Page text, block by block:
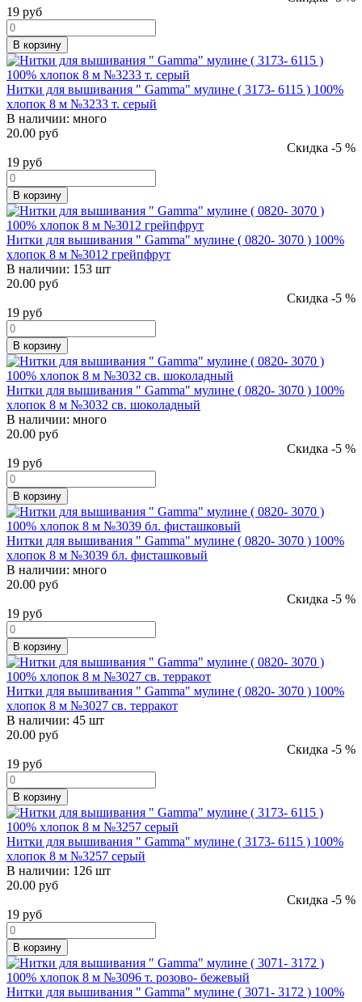
19 руб
В корзину
Нитки для вышивания " Gamma" мулине ( 3173- 6115 ) 100%
хлопок 8 м №3233 т. серый
В наличии: много
20.00 руб
Скидка -5 %
19 руб
В корзину
Нитки для вышивания " Gamma" мулине ( 0820- 3070 ) 100%
хлопок 8 м №3012 грейпфрут
В наличии: 153 шт
20.00 руб
Скидка -5 %
19 руб
В корзину
Нитки для вышивания " Gamma" мулине ( 0820- 3070 ) 100%
хлопок 8 м №3032 св. шоколадный
В наличии: много
20.00 руб
Скидка -5 %
19 руб
В корзину
Нитки для вышивания " Gamma" мулине ( 0820- 3070 ) 100%
хлопок 8 м №3039 бл. фисташковый
В наличии: много
20.00 руб
Скидка -5 %
19 руб
В корзину
Нитки для вышивания " Gamma" мулине ( 0820- 3070 ) 100%
хлопок 8 м №3027 св. терракот
В наличии: 45 шт
20.00 руб
Скидка -5 %
19 руб
В корзину
Нитки для вышивания " Gamma" мулине ( 3173- 6115 ) 100%
хлопок 8 м №3257 серый
В наличии: 126 шт
20.00 руб
Скидка -5 %
19 руб
В корзину
Нитки для вышивания " Gamma" мулине ( 3071- 3172 ) 100%